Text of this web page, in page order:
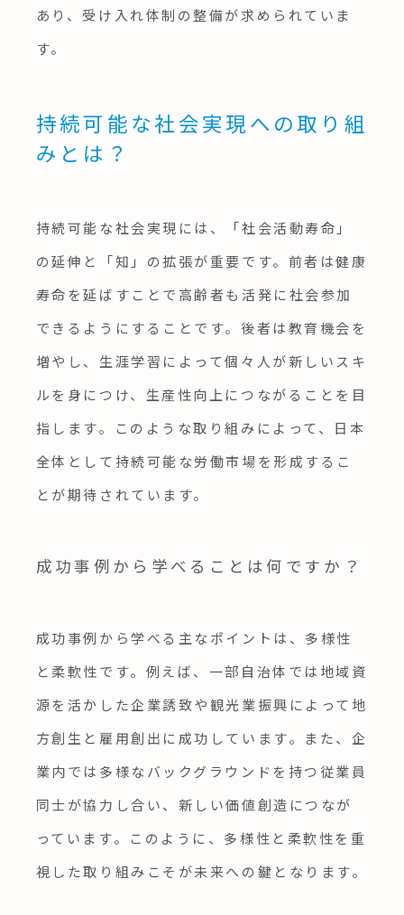
あり、受け入れ体制の整備が求められていま
す。
持続可能な社会実現への取り組
みとは？
持続可能な社会実現には、「社会活動寿命」
の延伸と「知」の拡張が重要です。前者は健康
寿命を延ばすことで高齢者も活発に社会参加
できるようにすることです。後者は教育機会を
増やし、生涯学習によって個々人が新しいスキ
ルを身につけ、生産性向上につながることを目
指します。このような取り組みによって、日本
全体として持続可能な労働市場を形成するこ
とが期待されています。
成功事例から学べることは何ですか？
成功事例から学べる主なポイントは、多様性
と柔軟性です。例えば、一部自治体では地域資
源を活かした企業誘致や観光業振興によって地
方創生と雇用創出に成功しています。また、企
業内では多様なバックグラウンドを持つ従業員
同士が協力し合い、新しい価値創造につなが
っています。このように、多様性と柔軟性を重
視した取り組みこそが未来への鍵となります。